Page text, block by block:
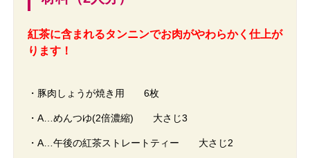
紅茶に含まれるタンニンでお肉がやわらかく仕上が
ります！
・豚肉しょうが焼き用 6枚
・A…めんつゆ(2倍濃縮) 大さじ3
・A…午後の紅茶ストレートティー 大さじ2